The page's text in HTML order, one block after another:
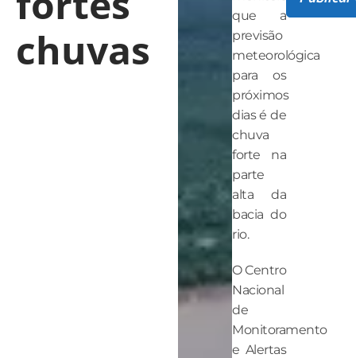
chuvas
que a
previsão
meteorológica
para os
próximos
dias é de
chuva
forte na
parte
alta da
bacia do
rio.
O Centro
Nacional
de
Monitoramento
e Alertas